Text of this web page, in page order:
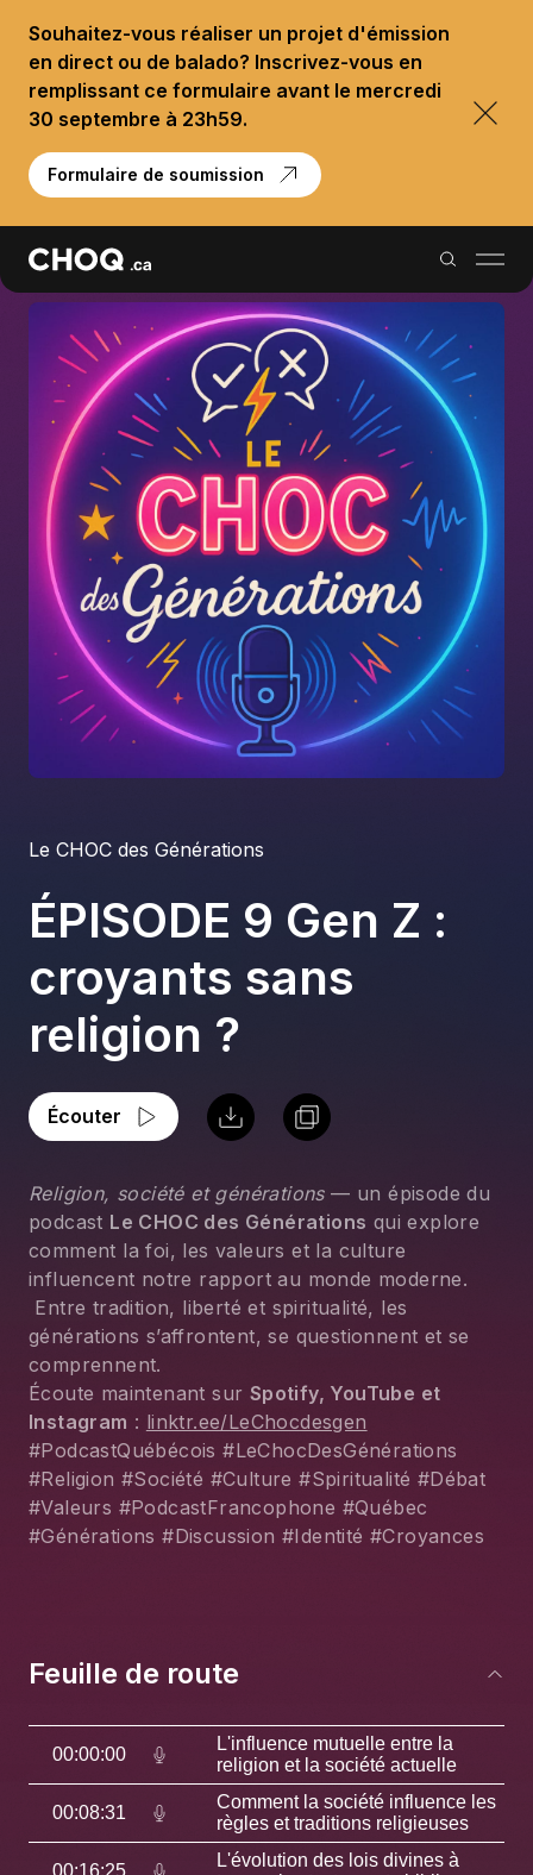
Souhaitez-vous réaliser un projet d'émission
en direct ou de balado? Inscrivez-vous en
remplissant ce formulaire avant le mercredi
30 septembre à 23h59.
Formulaire de soumission
Balados
Reportages
Palmarès
À propos
S'impliquer
Carrière
Location studio
Le CHOC des Générations
ÉPISODE 9 Gen Z :
croyants sans
religion ?
Écouter
Religion, société et générations — un épisode du
podcast Le CHOC des Générations qui explore
comment la foi, les valeurs et la culture
influencent notre rapport au monde moderne.
générations s’affrontent, se questionnent et se
comprennent.
Écoute maintenant sur Spotify, YouTube et
Instagram : linktr.ee/LeChocdesgen
#PodcastQuébécois #LeChocDesGénérations
#Religion #Société #Culture #Spiritualité #Débat
#Valeurs #PodcastFrancophone #Québec
#Générations #Discussion #Identité #Croyances
Feuille de route
00:00:00
L'influence mutuelle entre la
religion et la société actuelle
00:08:31
Comment la société influence les
règles et traditions religieuses
00:16:25
L'évolution des lois divines à